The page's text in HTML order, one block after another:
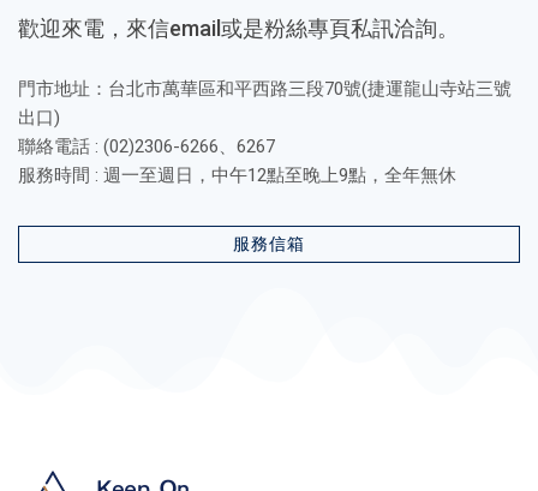
歡迎來電，來信email或是粉絲專頁私訊洽詢。
門市地址：台北市萬華區和平西路三段70號(捷運龍山寺站三號
出口)
聯絡電話 : (02)2306-6266、6267
服務時間 : 週一至週日，中午12點至晚上9點，全年無休
服務信箱